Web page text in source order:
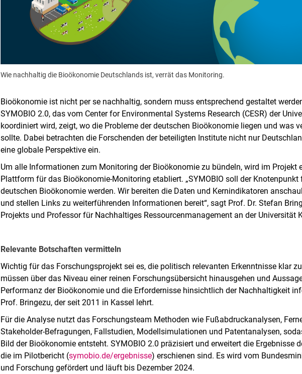
Wie nachhaltig die Bioökonomie Deutschlands ist, verrät das Monitoring.
Bioökonomie ist nicht per se nachhaltig, sondern muss entsprechend gestaltet
SYMOBIO 2.0, das vom Center for Environmental Systems Research (CESR) der
koordiniert wird, zeigt, wo die Probleme der deutschen Bioökonomie liegen und was
sollte. Dabei betrachten die Forschenden der beteiligten Institute nicht nur
eine globale Perspektive ein.
Um alle Informationen zum Monitoring der Bioökonomie zu bündeln, wird im Projekt
Plattform für das Bioökonomie-Monitoring etabliert. „SYMOBIO soll der
deutschen Bioökonomie werden. Wir bereiten die Daten und Kernindikatoren
und stellen Links zu weiterführenden Informationen bereit“, sagt Prof. Dr. Stefan
Projekts und Professor für Nachhaltiges Ressourcenmanagement an der Universität
Relevante Botschaften vermitteln
Wichtig für das Forschungsprojekt sei es, die politisch relevanten Erkenntnisse klar
müssen über das Niveau einer reinen Forschungsübersicht hinausgehen und
Performanz der Bioökonomie und die Erfordernisse hinsichtlich der Nachhaltigkeit
Prof. Bringezu, der seit 2011 in Kassel lehrt.
Für die Analyse nutzt das Forschungsteam Methoden wie Fußabdruckanalysen,
Stakeholder-Befragungen, Fallstudien, Modellsimulationen und Patentanalysen,
Bild der Bioökonomie entsteht. SYMOBIO 2.0 präzisiert und erweitert die Ergebnisse
die im Pilotbericht (symobio.de/ergebnisse) erschienen sind. Es wird vom
und Forschung gefördert und läuft bis Dezember 2024.